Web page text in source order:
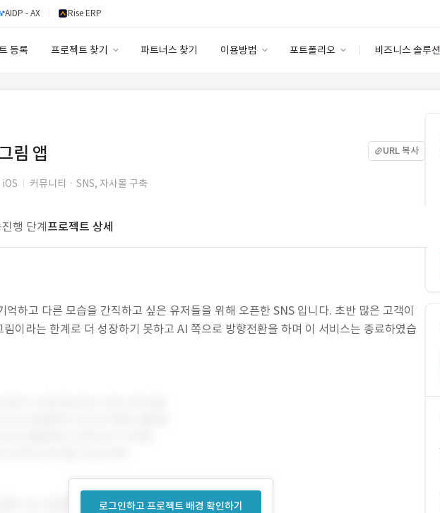
AIDP - AX Rise ERP
등록 프로젝트 찾기 파트너스 찾기 이용방법 포트폴리오 비즈니스 솔루션
안심 코드 케어
스토어
림 앱 URL 복사
커뮤니티ㆍSNS, 자사몰 구축
진행 단계 프로젝트 상세
억하고 다른 모습을 간직하고 싶은 유저들을 위해 오픈한 SNS 입니다. 초반 많은 고객이
림이라는 한계로 더 성장하기 못하고 AI 쪽으로 방향전환을 하며 이 서비스는 종료하였습
로그인하고 프로젝트 배경 확인하기